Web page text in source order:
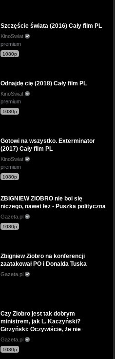
Szczęście świata (2016) Cały film PL
KinoSwiat
premium
1080p
Odnajdę cię (2018) Cały film PL
KinoSwiat
premium
1080p
Gotowi na wszystko. Exterminator
(2017) Cały film PL
KinoSwiat
premium
1080p
ZBIGNIEW ZIOBRO nie boi się
niczego, nawet łez - Puszka polityczna
Gazeta.pl
1080p
Zbigniew Ziobro na konferencji
zaatakował PO i Donalda Tuska
Gazeta.pl
Czy Ziobro jest tak dobrym
ministrem, jak L. Kaczyński?
Girzyński: Oczywiście, że nie
Gazeta.pl
1080p